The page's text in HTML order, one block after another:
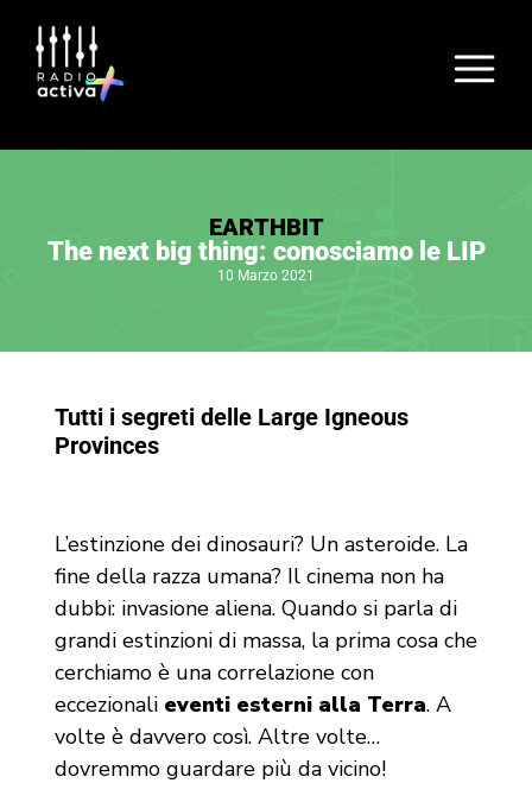
EARTHBIT
The next big thing: conosciamo le LIP
10 Marzo 2021
Tutti i segreti delle Large Igneous
Provinces
L’estinzione dei dinosauri? Un asteroide. La
fine della razza umana? Il cinema non ha
dubbi: invasione aliena. Quando si parla di
grandi estinzioni di massa, la prima cosa che
cerchiamo è una correlazione con
eccezionali eventi esterni alla Terra. A
volte è davvero così. Altre volte…
dovremmo guardare più da vicino!